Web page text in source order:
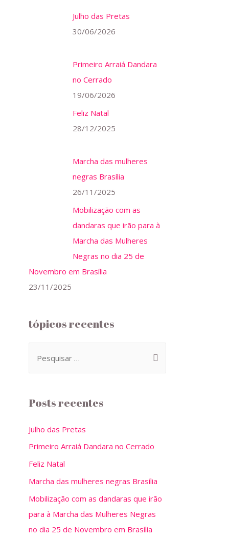
Julho das Pretas
30/06/2026
Primeiro Arraiá Dandara
no Cerrado
19/06/2026
Feliz Natal
28/12/2025
Marcha das mulheres
negras Brasília
26/11/2025
Mobilização com as
dandaras que irão para à
Marcha das Mulheres
Negras no dia 25 de
Novembro em Brasília
23/11/2025
tópicos recentes
Posts recentes
Julho das Pretas
Primeiro Arraiá Dandara no Cerrado
Feliz Natal
Marcha das mulheres negras Brasília
Mobilização com as dandaras que irão
para à Marcha das Mulheres Negras
no dia 25 de Novembro em Brasília